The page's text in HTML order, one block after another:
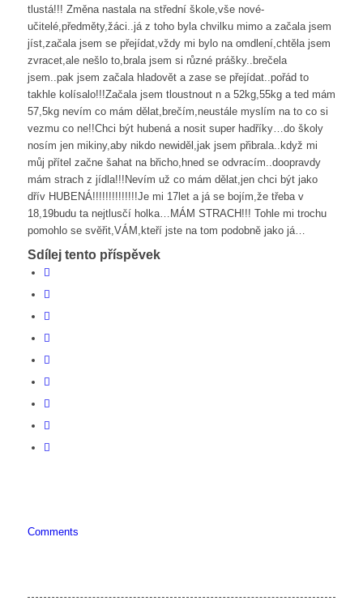
tlustá!!! Změna nastala na střední škole,vše nové-
učitelé,předměty,žáci..já z toho byla chvilku mimo a začala jsem
jíst,začala jsem se přejídat,vždy mi bylo na omdlení,chtěla jsem
zvracet,ale nešlo to,brala jsem si různé prášky..brečela
jsem..pak jsem začala hladovět a zase se přejídat..pořád to
takhle kolísalo!!!Začala jsem tloustnout n a 52kg,55kg a ted mám
57,5kg nevím co mám dělat,brečím,neustále myslím na to co si
vezmu co ne!!Chci být hubená a nosit super hadříky…do školy
nosím jen mikiny,aby nikdo newiděl,jak jsem přibrala..když mi
můj přítel začne šahat na břicho,hned se odvracím..doopravdy
mám strach z jídla!!!Nevím už co mám dělat,jen chci být jako
dřív HUBENÁ!!!!!!!!!!!!!!Je mi 17let a já se bojím,že třeba v
18,19budu ta nejtlusčí holka…MÁM STRACH!!! Tohle mi trochu
pomohlo se svěřit,VÁM,kteří jste na tom podobně jako já…
Sdílej tento příspěvek
Comments